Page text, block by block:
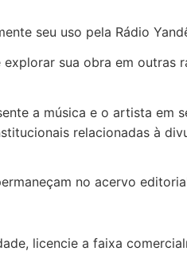
seu uso pela Rádio
sua obra em outras
a música e o artista em
relacionadas à
no acervo
licencie a faixa